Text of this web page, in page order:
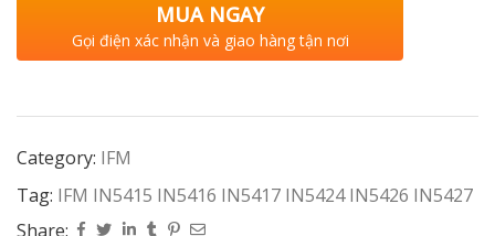
MUA NGAY
Gọi điện xác nhận và giao hàng tận nơi
Category: IFM
Tag: IFM IN5415 IN5416 IN5417 IN5424 IN5426 IN5427
Share: